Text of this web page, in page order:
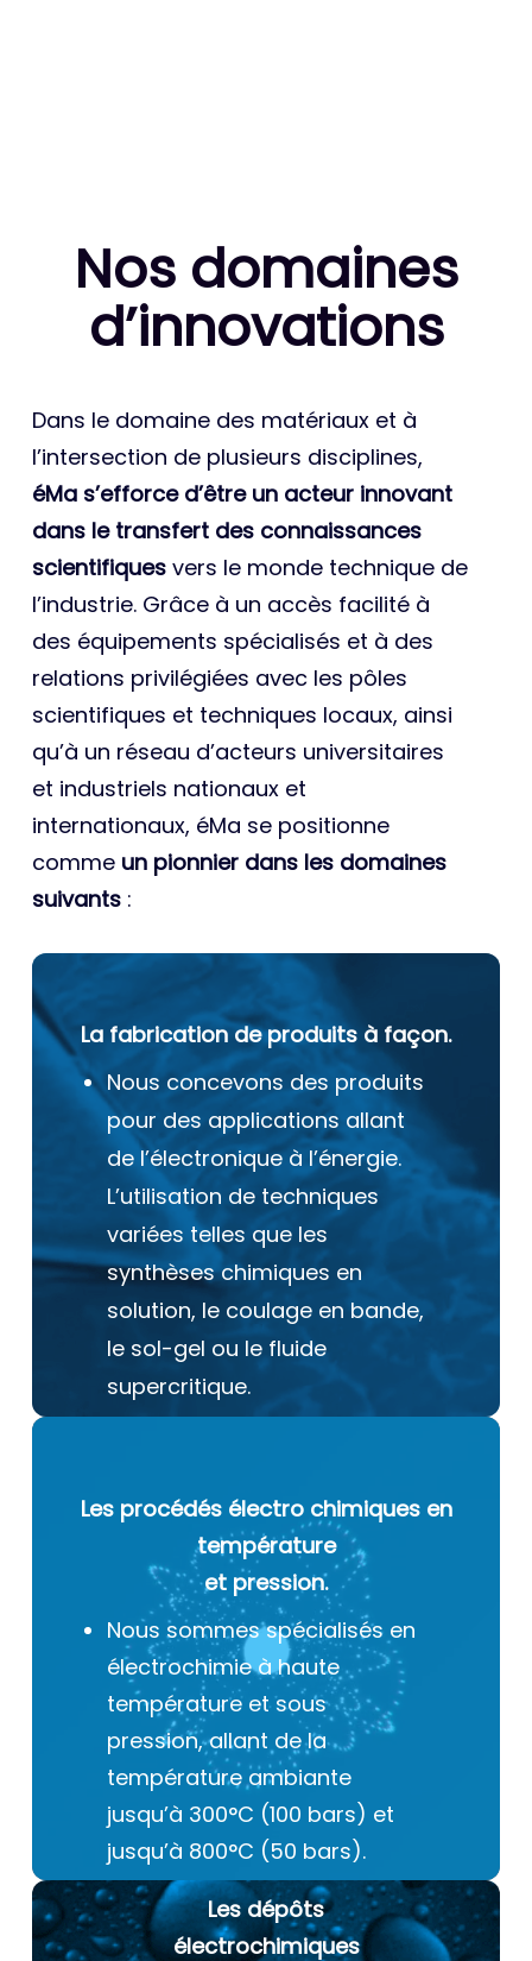
Nos domaines
d’innovations
Dans le domaine des matériaux et à
l’intersection de plusieurs disciplines,
éMa s’efforce d’être un acteur innovant
dans le transfert des connaissances
scientifiques vers le monde technique de
l’industrie. Grâce à un accès facilité à
des équipements spécialisés et à des
relations privilégiées avec les pôles
scientifiques et techniques locaux, ainsi
qu’à un réseau d’acteurs universitaires
et industriels nationaux et
internationaux, éMa se positionne
comme un pionnier dans les domaines
suivants :
La fabrication de produits à façon.
Nous concevons des produits
pour des applications allant
de l’électronique à l’énergie.
L’utilisation de techniques
variées telles que les
synthèses chimiques en
solution, le coulage en bande,
le sol-gel ou le fluide
supercritique.
Les procédés électro chimiques en
température
et pression.
Nous sommes spécialisés en
électrochimie à haute
température et sous
pression, allant de la
température ambiante
jusqu’à 300°C (100 bars) et
jusqu’à 800°C (50 bars).
Les dépôts
électrochimiques